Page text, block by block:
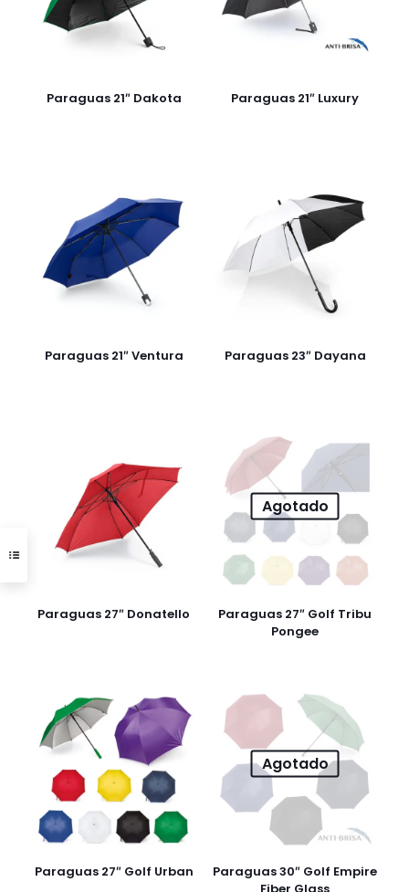
Paraguas 21″ Dakota Paraguas 21″ Luxury
Paraguas 21″ Ventura Paraguas 23″ Dayana
Paraguas 27″ Donatello
Agotado
Paraguas 27″ Golf Tribu
Pongee
Paraguas 27″ Golf Urban
Agotado
Paraguas 30″ Golf Empire